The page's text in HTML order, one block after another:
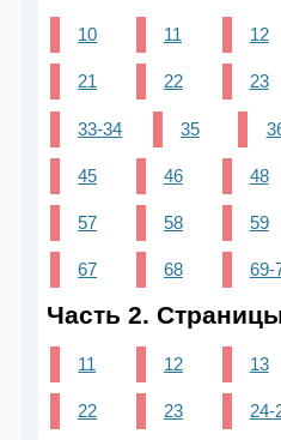
10 11 12
21 22 23
33-34 35
45 46 48
57 58 59
67 68 69-
Часть 2.
11 12 13
22 23 24-